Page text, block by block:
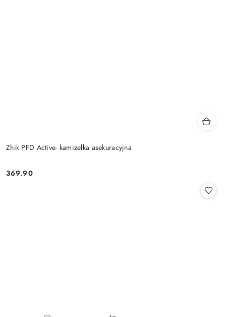
Zhik PFD Active- kamizelka asekuracyjna
Cena:
369.90